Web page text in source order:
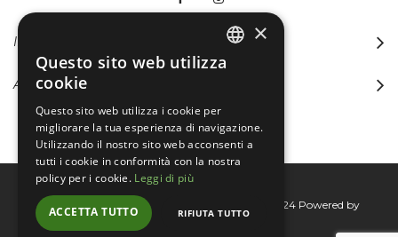
INFORMAZIONI
ACCOUNT
Bertini group srl © 2015-2026 - P.I. 06076830824 Powered by
Connecta
×
Questo sito web utilizza
cookie
Questo sito web utilizza i cookie per
migliorare la tua esperienza di navigazione.
Utilizzando il nostro sito web acconsenti a
tutti i cookie in conformità con la nostra
policy per i cookie. Leggi di più
ACCETTA TUTTO RIFIUTA TUTTO